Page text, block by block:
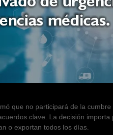
que no participará de la
clave. La decisión
o exportan todos los días.